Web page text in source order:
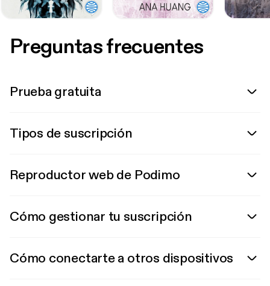
Preguntas frecuentes
Prueba gratuita
Tipos de suscripción
Reproductor web de Podimo
Cómo gestionar tu suscripción
Cómo conectarte a otros dispositivos